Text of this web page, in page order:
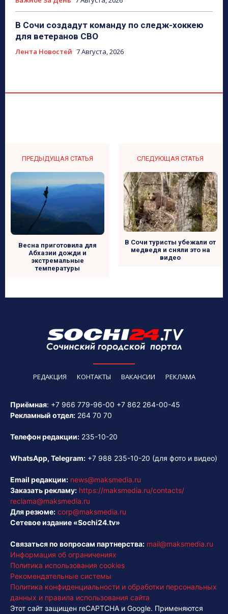
В Сочи создадут команду по следж-хоккею
для ветеранов СВО
Лента Новостей 7 Августа, 2026
ПРЕДЫДУЩАЯ СТАТЬЯ
Весна приготовила для
Абхазии дожди и
экстремальные
температуры
СЛЕДУЮЩАЯ СТАТЬЯ
В Сочи туристы убежали от
медведя и сняли это на
видео
РЕДАКЦИЯ КОНТАКТЫ ВАКАНСИИ РЕКЛАМА
Приёмная: +7 966 779-96-00 +7 862 264-00-45
Рекламный отдел: 264 70 70
Телефон редакции: 235-10-20
WhatsApp, Telegram: +7 988 235-10-20 (для фото и видео)
Email редакции: news@maksmedia.ru
Заказать рекламу: https://maksmedia.ru/contacts/
reclama@maksmedia.ru
Для резюме: corp@maksmedia.ru
Сетевое издание «Sochi24.tv»
Связаться по вопросам партнерства: mail@maksmedia.ru
Информация об ограничениях
Политика использования cookies
Рекомендательные системы
Политика конфиденциальности и обработки персональных
данных и правила использования сайта
Этот сайт защищен reCAPTCHA и Google. Применяются